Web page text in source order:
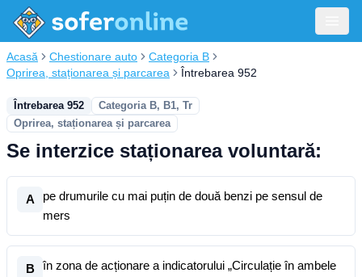
Acasă Chestionare auto
Categoria B
Oprirea, staționarea și parcarea
Întrebarea 952
Întrebarea 952
Categoria B, B1, Tr
Oprirea, staționarea și parcarea
Se interzice staționarea voluntară:
A
pe drumurile cu mai puțin de două benzi pe sensul de
mers
B
în zona de acționare a indicatorului „Circulație în ambele